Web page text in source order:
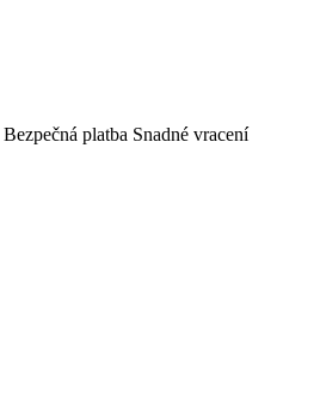
Bezpečná platba Snadné vracení